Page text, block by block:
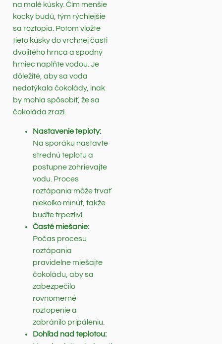
na malé kúsky. Čím menšie
kocky budú, tým rýchlejšie
sa roztopia. Potom vložte
tieto kúsky do vrchnej časti
dvojitého hrnca a spodný
hrniec naplňte vodou. Je
dôležité, aby sa voda
nedotýkala čokolády, inak
by mohla spôsobiť, že sa
čokoláda zrazí.
Nastavenie teploty:
Na sporáku nastavte
strednú teplotu a
postupne zohrievajte
vodu. Proces
roztápania môže trvať
niekoľko minút, takže
buďte trpezliví.
Časté miešanie:
Počas procesu
roztápania
pravidelne miešajte
čokoládu, aby sa
zabezpečilo
rovnomerné
roztopenie a
zabránilo pripáleniu.
Dohľad nad teplotou: